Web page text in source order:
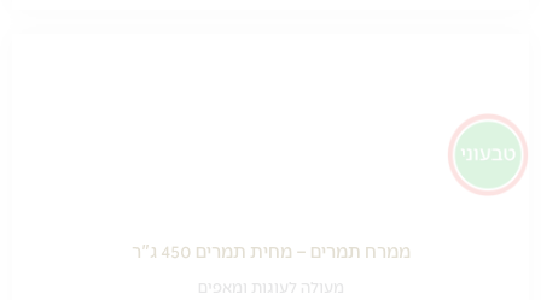
ממרח תמרים – מחית תמרים 450 ג"ר
מעולה לעוגות ומאפים